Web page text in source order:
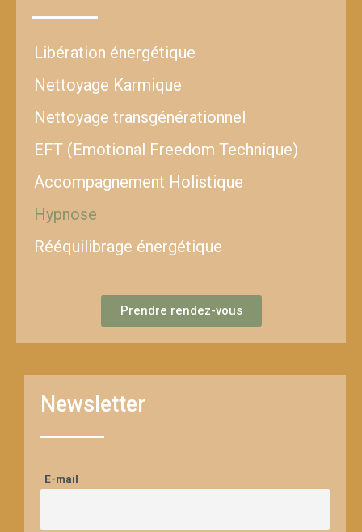
Libération énergétique
Nettoyage Karmique
Nettoyage transgénérationnel
EFT (Emotional Freedom Technique)
Accompagnement Holistique
Hypnose
Rééquilibrage énergétique
Prendre rendez-vous
Newsletter
E-mail